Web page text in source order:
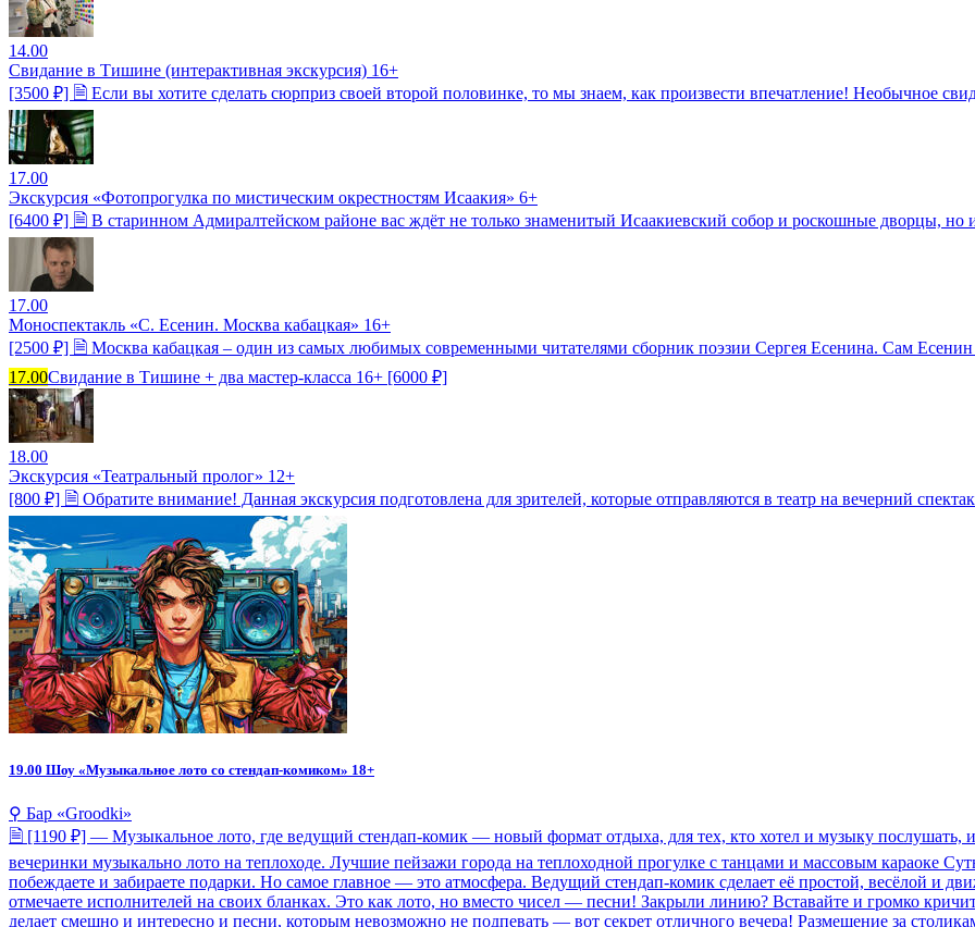
14.00
Свидание в Тишине (интерактивная экскурсия) 16+
[3500 ₽] 🗎 Если вы хотите сделать сюрприз своей второй половинке, то мы знаем, как произвести впечатление! Необычное
17.00
Экскурсия «Фотопрогулка по мистическим окрестностям Исаакия» 6+
[6400 ₽] 🗎 В старинном Адмиралтейском районе вас ждёт не только знаменитый Исаакиевский собор и роскошные дворцы,
17.00
Моноспектакль «С. Есенин. Москва кабацкая» 16+
[2500 ₽] 🗎 Москва кабацкая – один из самых любимых современными читателями сборник поэзии Сергея Есенина. Сам Есенин
17.00Свидание в Тишине + два мастер-класса 16+ [6000 ₽]
18.00
Экскурсия «Театральный пролог» 12+
[800 ₽] 🗎 Обратите внимание! Данная экскурсия подготовлена для зрителей, которые отправляются в театр на вечерний
19.00 Шоу «Музыкальное лото со стендап-комиком» 18+
⚲ Бар «Groodki»
🗎 [1190 ₽] — Музыкальное лото, где ведущий стендап-комик — новый формат отдыха, для тех, кто хотел и музыку послушать,
вечеринки музыкально лото на теплоходе. Лучшие пейзажи города на теплоходной прогулке с танцами и массовым караоке
побеждаете и забираете подарки. Но самое главное — это атмосфера. Ведущий стендап-комик сделает её простой, весёлой и
отмечаете исполнителей на своих бланках. Это как лото, но вместо чисел — песни! Закрыли линию? Вставайте и громко
делает смешно и интересно и песни, которым невозможно не подпевать — вот секрет отличного вечера! Размещение за